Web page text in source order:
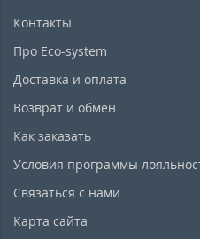
Контакты
Про Eco-system
Доставка и оплата
Возврат и обмен
Как заказать
Условия программы
Связаться с нами
Карта сайта